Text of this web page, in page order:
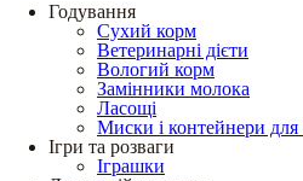
Годування
Сухий корм
Ветеринарні дієти
Вологий корм
Замінники молока
Ласощі
Миски і контейнери для
Ігри та розваги
Іграшки